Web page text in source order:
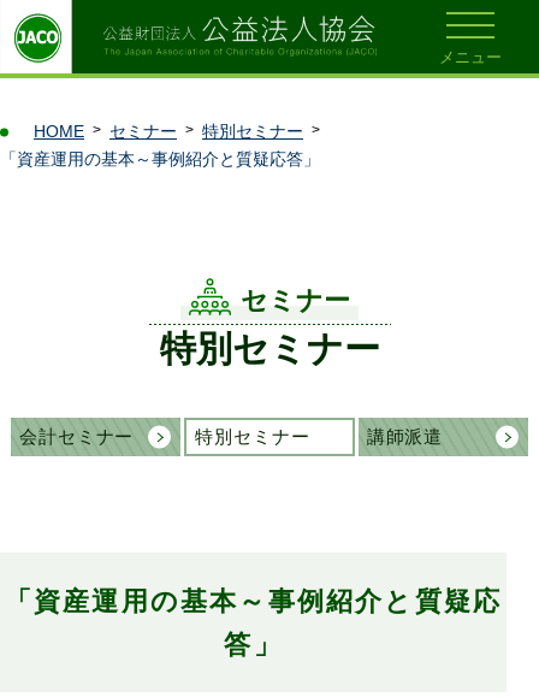
メニュー
HOME セミナー
特別セミナー
「資産運用の基本～事例紹介と質疑応答」
セミナー
特別セミナー
会計セミナー 特別セミナー 講師派遣
「資産運用の基本～事例紹介と質疑応
答」